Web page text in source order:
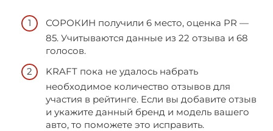
СОРОКИН получили 6 место, оценка PR —
85. Учитываются данные из 22 отзыва и 68
голосов.
KRAFT пока не удалось набрать
необходимое количество отзывов для
участия в рейтинге. Если вы добавите отзыв
и укажите данный бренд и модель вашего
авто, то поможете это исправить.